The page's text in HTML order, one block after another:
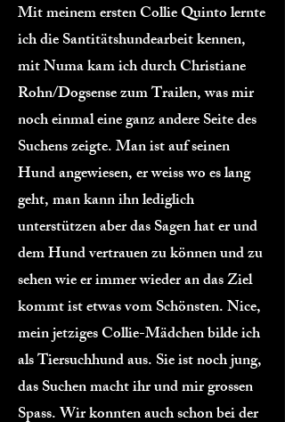
Mit meinem ersten Collie Quinto lernte
ich die Santitätshundearbeit kennen,
mit Numa kam ich durch Christiane
Rohn/Dogsense zum Trailen, was mir
noch einmal eine ganz andere Seite des
Suchens zeigte. Man ist auf seinen
Hund angewiesen, er weiss wo es lang
geht, man kann ihn lediglich
unterstützen aber das Sagen hat er und
dem Hund vertrauen zu können und zu
sehen wie er immer wieder an das Ziel
kommt ist etwas vom Schönsten. Nice,
mein jetziges Collie-Mädchen bilde ich
als Tiersuchhund aus. Sie ist noch jung,
das Suchen macht ihr und mir grossen
Spass. Wir konnten auch schon bei der